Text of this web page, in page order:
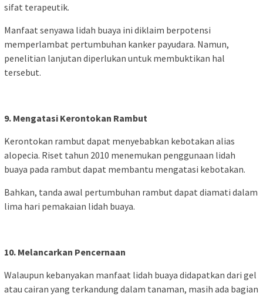
sifat terapeutik.
Manfaat senyawa lidah buaya ini diklaim berpotensi
memperlambat pertumbuhan kanker payudara. Namun,
penelitian lanjutan diperlukan untuk membuktikan hal
tersebut.
9. Mengatasi Kerontokan Rambut
Kerontokan rambut dapat menyebabkan kebotakan alias
alopecia. Riset tahun 2010 menemukan penggunaan lidah
buaya pada rambut dapat membantu mengatasi kebotakan.
Bahkan, tanda awal pertumbuhan rambut dapat diamati dalam
lima hari pemakaian lidah buaya.
10. Melancarkan Pencernaan
Walaupun kebanyakan manfaat lidah buaya didapatkan dari gel
atau cairan yang terkandung dalam tanaman, masih ada bagian